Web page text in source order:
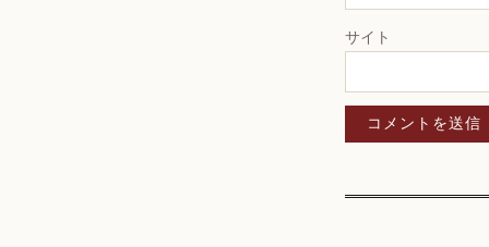
サイト